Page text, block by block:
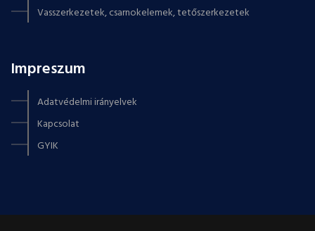
Vasszerkezetek, csarnokelemek, tetőszerkezetek
Impreszum
Adatvédelmi irányelvek
Kapcsolat
GYIK